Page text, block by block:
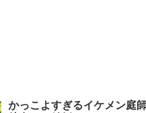
かっこよすぎるイケメン庭